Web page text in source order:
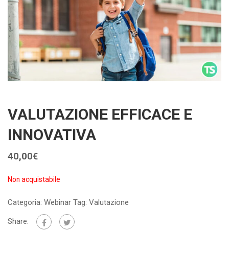
VALUTAZIONE EFFICACE E
INNOVATIVA
40,00€
Non acquistabile
Categoria: Webinar Tag: Valutazione
Share: